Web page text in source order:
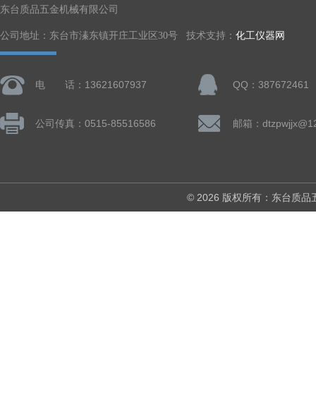
东台质品五金机械有限公司
公司地址：东台市溱东镇开庄工业区30号 技术支持： 化工仪器网
电 话：13621607937 QQ：387672461
公司传真：0515-85516586 邮箱：
© 2026 版权所有：东台质